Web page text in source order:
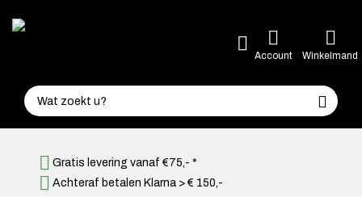
Account Winkelmand
Gratis levering vanaf €75,- *
Achteraf betalen Klarna > € 150,-